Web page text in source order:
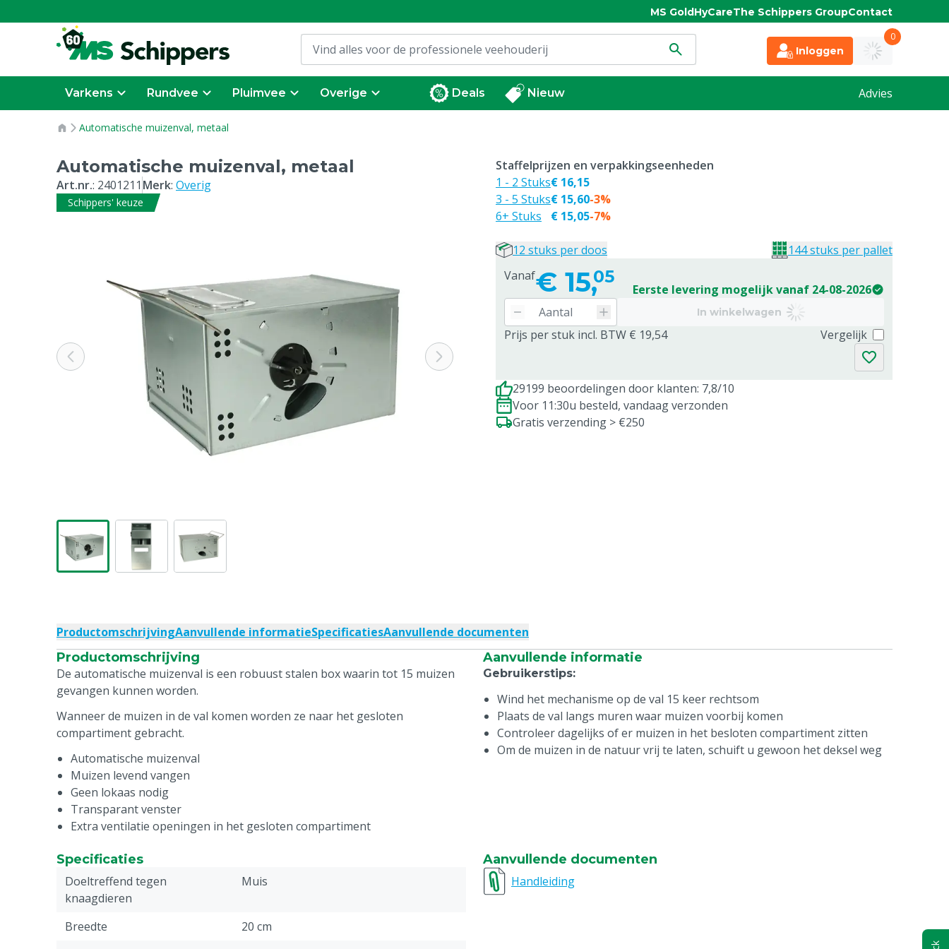
MS GoldHyCareThe Schippers GroupContact
Inloggen
0
Varkens Rundvee Pluimvee Overige Deals Nieuw Advies
Automatische muizenval, metaal
Automatische muizenval, metaal
Art.nr.: 2401211 Merk: Overig
Schippers' keuze
Vanaf€ 15,05
Eerste levering mogelijk vanaf 24-08-2026
In winkelwagen
Prijs per stuk incl. BTW € 19,54 Vergelijk
Staffelprijzen en verpakkingseenheden
1 - 2 Stuks
3 - 5 Stuks
6+ Stuks
€ 16,15
€ 15,60
€ 15,05
-3%
-7%
12 stuks per doos 144 stuks per pallet
29199 beoordelingen door klanten: 7,8/10
Voor 11:30u besteld, vandaag verzonden
Gratis verzending > €250
ProductomschrijvingAanvullende informatieSpecificatiesAanvullende documenten
Productomschrijving
De automatische muizenval is een robuust stalen box waarin tot 15 muizen
gevangen kunnen worden.
Wanneer de muizen in de val komen worden ze naar het gesloten
compartiment gebracht.
Automatische muizenval
Muizen levend vangen
Geen lokaas nodig
Transparant venster
Extra ventilatie openingen in het gesloten compartiment
Aanvullende informatie
Gebruikerstips:
Wind het mechanisme op de val 15 keer rechtsom
Plaats de val langs muren waar muizen voorbij komen
Controleer dagelijks of er muizen in het besloten compartiment zitten
Om de muizen in de natuur vrij te laten, schuift u gewoon het deksel weg
Specificaties
Doeltreffend tegen
knaagdieren
Muis
Breedte
20 cm
Aanvullende documenten
Handleiding